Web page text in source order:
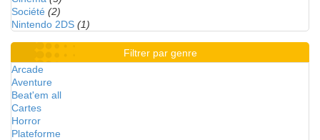
Société (2)
Nintendo 2DS (1)
Filtrer par genre
Arcade
Aventure
Beat'em all
Cartes
Horror
Plateforme